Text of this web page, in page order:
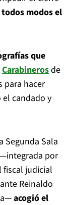
modos el
que
Carabinerosde
para hacer
candado y
Segunda Sala
por
fiscal judicial
Reinaldo
acogió el